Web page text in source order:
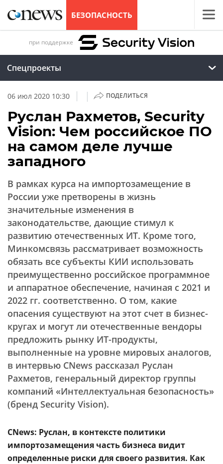
БЕЗОПАСНОСТЬ
при поддержке
Спецпроекты
06 июл 2020 10:30 | | ПОДЕЛИТЬСЯ
Руслан Рахметов, Security
Vision: Чем российское ПО
на самом деле лучше
западного
В рамках курса на импортозамещение в
России уже претворены в жизнь
значительные изменения в
законодательстве, дающие стимул к
развитию отечественных ИТ. Кроме того,
Минкомсвязь рассматривает возможность
обязать все субъекты КИИ использовать
преимущественно российское программное
и аппаратное обеспечение, начиная с 2021 и
2022 гг. соответственно. О том, какие
опасения существуют на этот счет в бизнес-
кругах и могут ли отечественные вендоры
предложить рынку ИТ-продукты,
выполненные на уровне мировых аналогов,
в интервью CNews рассказал Руслан
Рахметов, генеральный директор группы
компаний «Интеллектуальная безопасность»
(бренд Security Vision).
CNews: Руслан, в контексте политики
импортозамещения часть бизнеса видит
определенные риски для своего развития. Как